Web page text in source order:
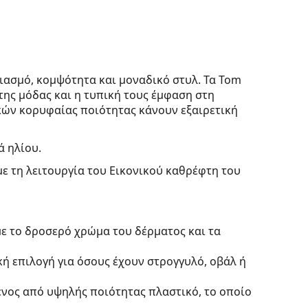
κομψότητα και μοναδικό στυλ. Τα Tom
μόδας και η τυπική τους έμφαση στη
κορυφαίας ποιότητας κάνουν εξαιρετική
ηλίου.
τη λειτουργία του Εικονικού καθρέφτη του
το δροσερό χρώμα του δέρματος και τα
επιλογή για όσους έχουν στρογγυλό, οβάλ ή
από υψηλής ποιότητας πλαστικό, το οποίο